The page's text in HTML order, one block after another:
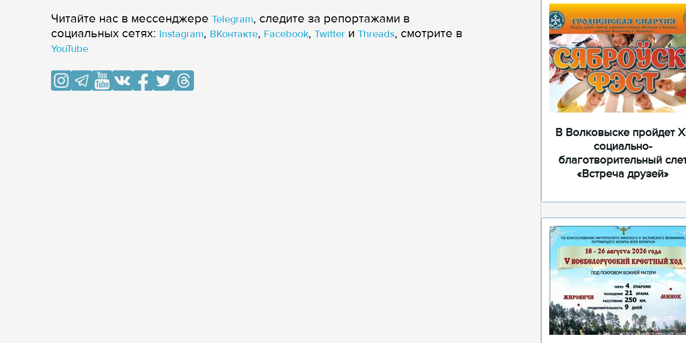
Читайте нас в мессенджере Telegram, следите за репортажами в
cоциальных сетях: Instagram, ВКонтакте, Facebook, Twitter и Threads, смотрите в
YouTube
В Волковыске пройдет
социально-
благотворительный
«Встреча друзей»